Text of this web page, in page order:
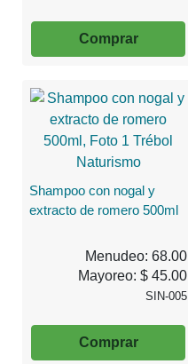
Comprar
Shampoo con nogal y
extracto de romero 500ml
Menudeo: 68.00
Mayoreo: $ 45.00
SIN-005
Comprar